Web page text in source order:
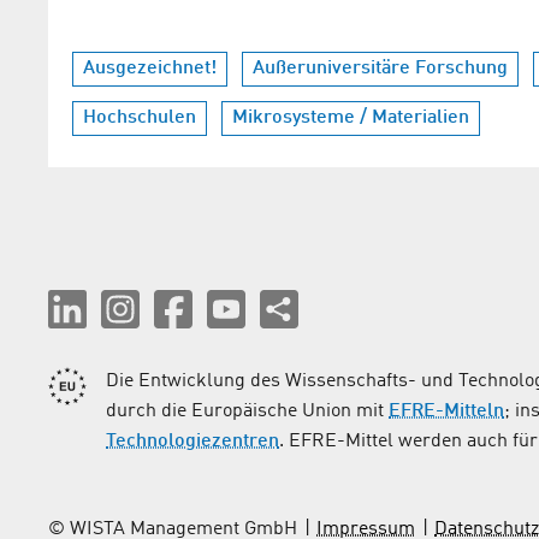
Ausgezeichnet! Außeruniversitäre Forschung
Hochschulen Mikrosysteme / Materialien
Die Entwicklung des Wissenschafts- und
durch die Europäische Union mit EFRE-Mitteln;
Technologiezentren. EFRE-Mittel werden auch
© WISTA Management GmbH Impressum Datenschutz